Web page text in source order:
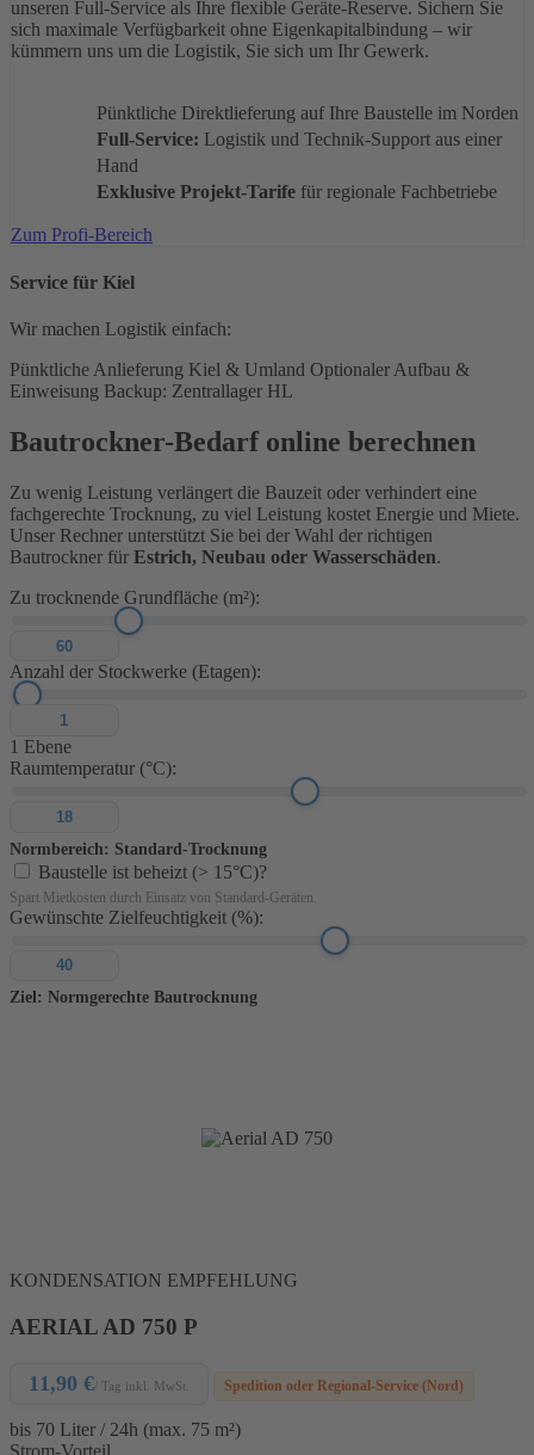
unseren Full-Service als Ihre flexible Geräte-Reserve. Sichern Sie
sich maximale Verfügbarkeit ohne Eigenkapitalbindung – wir
kümmern uns um die Logistik, Sie sich um Ihr Gewerk.
Pünktliche Direktlieferung auf Ihre Baustelle im Norden
Full-Service: Logistik und Technik-Support aus einer
Hand
Exklusive Projekt-Tarife für regionale Fachbetriebe
Zum Profi-Bereich
Service für Kiel
Wir machen Logistik einfach:
Pünktliche Anlieferung Kiel & Umland Optionaler Aufbau &
Einweisung Backup: Zentrallager HL
Bautrockner-Bedarf online berechnen
Zu wenig Leistung verlängert die Bauzeit oder verhindert eine
fachgerechte Trocknung, zu viel Leistung kostet Energie und Miete.
Unser Rechner unterstützt Sie bei der Wahl der richtigen
Bautrockner für Estrich, Neubau oder Wasserschäden.
Zu trocknende Grundfläche (m²):
Anzahl der Stockwerke (Etagen):
1 Ebene
Raumtemperatur (°C):
Normbereich: Standard-Trocknung
Baustelle ist beheizt (> 15°C)?
Spart Mietkosten durch Einsatz von Standard-Geräten.
Gewünschte Zielfeuchtigkeit (%):
Ziel: Normgerechte Bautrocknung
KONDENSATION EMPFEHLUNG
AERIAL AD 750 P
11,90 € / Tag inkl. MwSt. Spedition oder Regional-Service (Nord)
bis 70 Liter / 24h (max. 75 m²)